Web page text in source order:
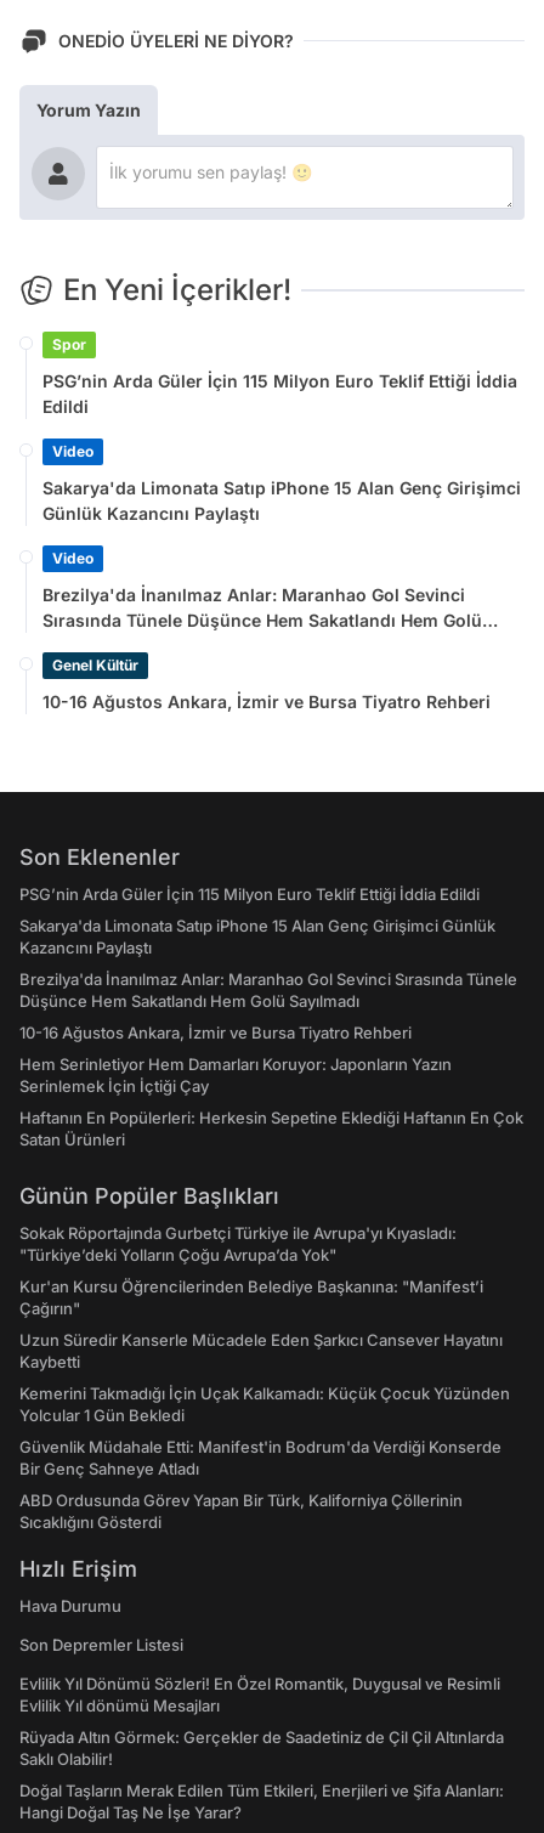
ONEDİO ÜYELERİ NE DİYOR?
Yorum Yazın
En Yeni İçerikler!
Spor
PSG’nin Arda Güler İçin 115 Milyon Euro Teklif Ettiği İddia
Edildi
Video
Sakarya'da Limonata Satıp iPhone 15 Alan Genç Girişimci
Günlük Kazancını Paylaştı
Video
Brezilya'da İnanılmaz Anlar: Maranhao Gol Sevinci
Sırasında Tünele Düşünce Hem Sakatlandı Hem Golü
Genel Kültür
10-16 Ağustos Ankara, İzmir ve Bursa Tiyatro Rehberi
Son Eklenenler
PSG’nin Arda Güler İçin 115 Milyon Euro Teklif Ettiği İddia Edildi
Sakarya'da Limonata Satıp iPhone 15 Alan Genç Girişimci Günlük
Kazancını Paylaştı
Brezilya'da İnanılmaz Anlar: Maranhao Gol Sevinci Sırasında Tünele
Düşünce Hem Sakatlandı Hem Golü Sayılmadı
10-16 Ağustos Ankara, İzmir ve Bursa Tiyatro Rehberi
Hem Serinletiyor Hem Damarları Koruyor: Japonların Yazın
Serinlemek İçin İçtiği Çay
Haftanın En Popülerleri: Herkesin Sepetine Eklediği Haftanın En Çok
Satan Ürünleri
Günün Popüler Başlıkları
Sokak Röportajında Gurbetçi Türkiye ile Avrupa'yı Kıyasladı:
"Türkiye’deki Yolların Çoğu Avrupa’da Yok"
Kur'an Kursu Öğrencilerinden Belediye Başkanına: "Manifest’i
Çağırın"
Uzun Süredir Kanserle Mücadele Eden Şarkıcı Cansever Hayatını
Kaybetti
Kemerini Takmadığı İçin Uçak Kalkamadı: Küçük Çocuk Yüzünden
Yolcular 1 Gün Bekledi
Güvenlik Müdahale Etti: Manifest'in Bodrum'da Verdiği Konserde
Bir Genç Sahneye Atladı
ABD Ordusunda Görev Yapan Bir Türk, Kaliforniya Çöllerinin
Sıcaklığını Gösterdi
Hızlı Erişim
Hava Durumu
Son Depremler Listesi
Evlilik Yıl Dönümü Sözleri! En Özel Romantik, Duygusal ve Resimli
Evlilik Yıl dönümü Mesajları
Rüyada Altın Görmek: Gerçekler de Saadetiniz de Çil Çil Altınlarda
Saklı Olabilir!
Doğal Taşların Merak Edilen Tüm Etkileri, Enerjileri ve Şifa Alanları:
Hangi Doğal Taş Ne İşe Yarar?